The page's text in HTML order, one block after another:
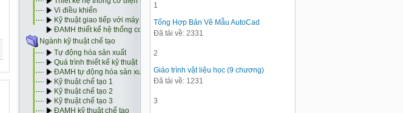
1
Tổng Hợp Bản Vẽ Mẫu AutoCad
Đã tải về: 2331
2
Giáo trình vật liệu học (9 chương)
Đã tải về: 1231
3